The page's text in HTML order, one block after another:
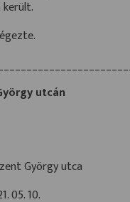
utcán
György utca
05. 10.